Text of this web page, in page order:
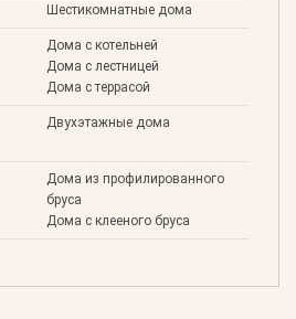
Шестикомнатные дома
Дома с котельней
Дома с лестницей
Дома с террасой
Двухэтажные дома
Дома из профилированного
бруса
Дома с клееного бруса